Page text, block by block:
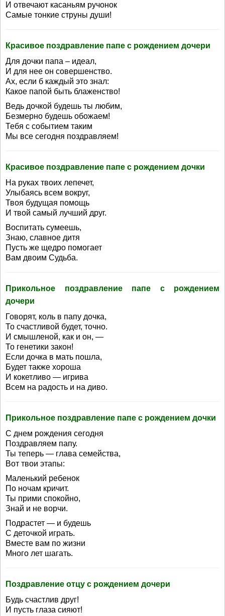
И отвечают касаньям ручонок
Самые тонкие струны души!
Красивое поздравление папе с рождением дочери
Для дочки папа – идеал,
И для нее он совершенство.
Ах, если б каждый это знал:
Какое папой быть блаженство!
Ведь дочкой будешь ты любим,
Безмерно будешь обожаем!
Тебя с событием таким
Мы все сегодня поздравляем!
Красивое поздравление папе с рождением дочки
На руках твоих лепечет,
Улыбаясь всем вокруг,
Твоя будущая помощь
И твой самый лучший друг.
Воспитать сумеешь,
Знаю, славное дитя
Пусть же щедро помогает
Вам двоим Судьба.
Прикольное поздравление папе с рождением
дочери
Говорят, коль в папу дочка,
То счастливой будет, точно.
И смышленой, как и он, —
То генетики закон!
Если дочка в мать пошла,
Будет также хороша
И кокетливо — игрива
Всем на радость и на диво.
Прикольное поздравление папе с рождением дочки
С днем рождения сегодня
Поздравляем папу.
Ты теперь — глава семейства,
Вот твои этапы:
Маленький ребенок
По ночам кричит.
Ты прими спокойно,
Знай и не ворчи.
Подрастет — и будешь
С деточкой играть.
Вместе вам по жизни
Много лет шагать.
Поздравление отцу с рождением дочери
Будь счастлив друг!
И пусть глаза сияют!